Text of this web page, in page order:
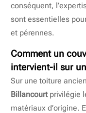
conséquent,
sont essentielles
et pérennes.
Comment un
intervient-il sur
Sur une toiture
Billancourtprivilégie
matériaux d’origine.